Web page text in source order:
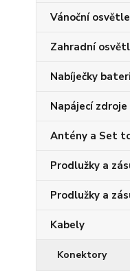
Vánoční
Zahradní
Nabíječky
Napájecí
Antény a Set
Prodlužky a
Prodlužky a
Kabely
Konektory